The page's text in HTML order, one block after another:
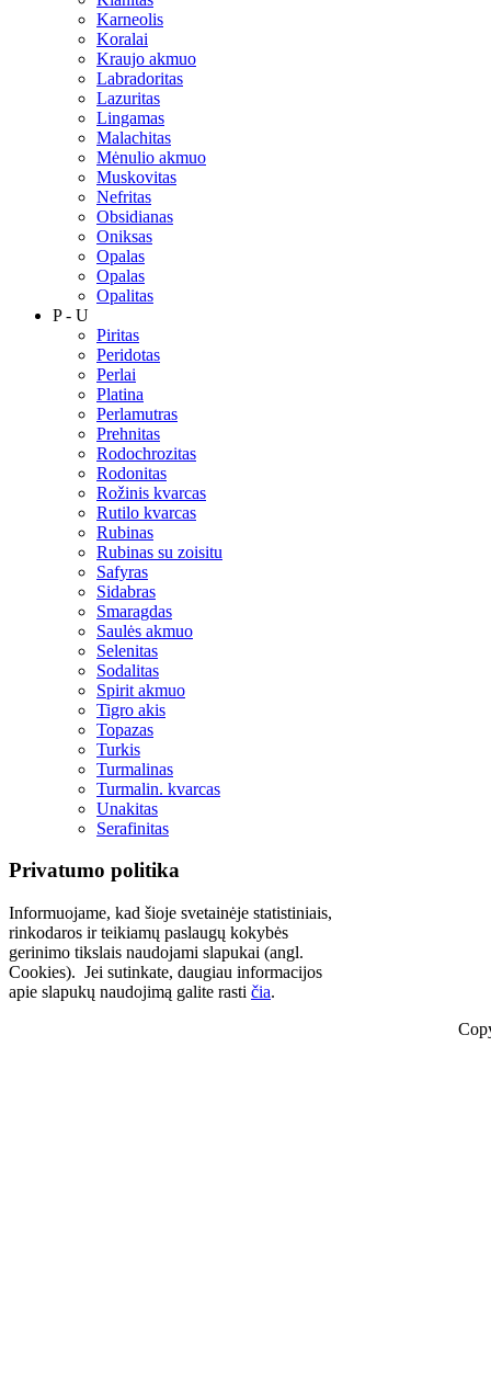
Karneolis
Koralai
Kraujo akmuo
Labradoritas
Lazuritas
Lingamas
Malachitas
Mėnulio akmuo
Muskovitas
Nefritas
Obsidianas
Oniksas
Opalas
Opalas
Opalitas
P - U
Piritas
Peridotas
Perlai
Platina
Perlamutras
Prehnitas
Rodochrozitas
Rodonitas
Rožinis kvarcas
Rutilo kvarcas
Rubinas
Rubinas su zoisitu
Safyras
Sidabras
Smaragdas
Saulės akmuo
Selenitas
Sodalitas
Spirit akmuo
Tigro akis
Topazas
Turkis
Turmalinas
Turmalin. kvarcas
Unakitas
Serafinitas
Privatumo politika
Informuojame, kad šioje svetainėje statistiniais,
rinkodaros ir teikiamų paslaugų kokybės
gerinimo tikslais naudojami slapukai (angl.
Cookies). Jei sutinkate, daugiau informacijos
apie slapukų naudojimą galite rasti čia.